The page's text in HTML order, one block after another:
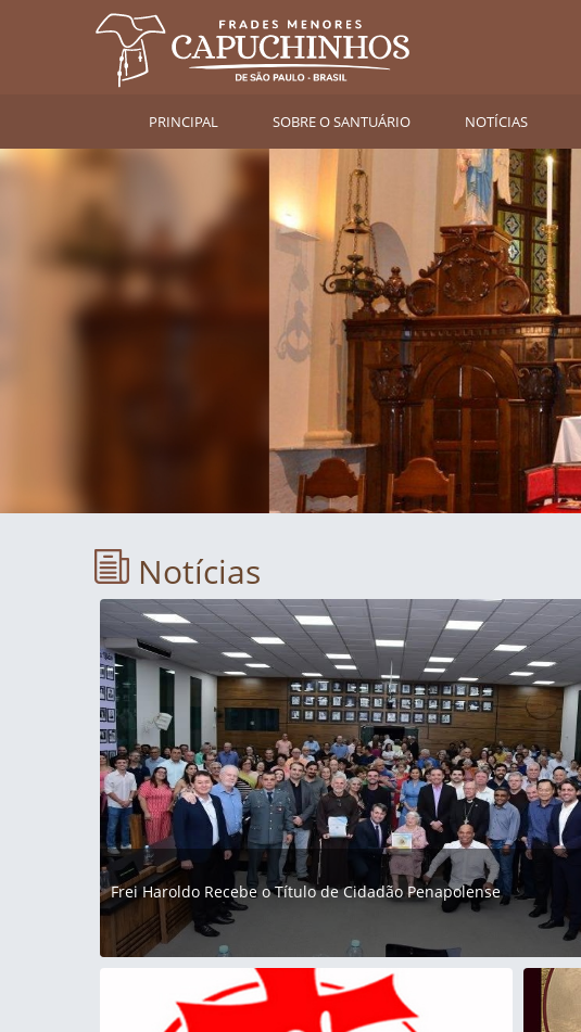
PRINCIPAL SOBRE O SANTUÁRIO NOTÍCIAS
Notícias
Frei Haroldo Recebe o Título de Cidadão Penapolense